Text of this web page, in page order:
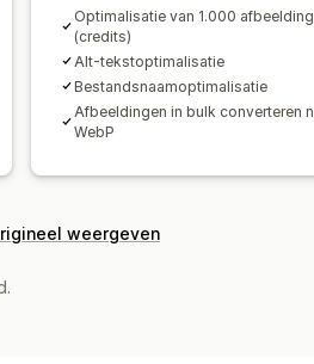
Optimalisatie van 1.000
(credits)
Alt-tekstoptimalisatie
Bestandsnaamoptimalisatie
Afbeeldingen in bulk converteren
WebP
weergeven